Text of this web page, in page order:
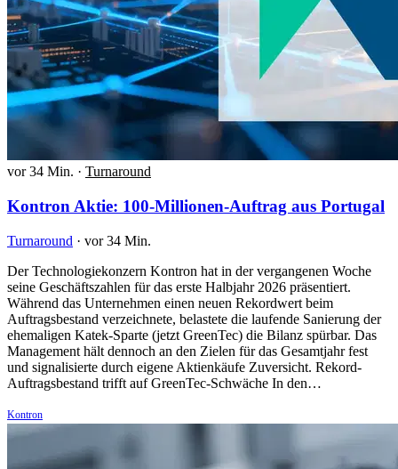
vor 34 Min. · Turnaround
Kontron Aktie: 100-Millionen-Auftrag aus Portugal
Turnaround · vor 34 Min.
Der Technologiekonzern Kontron hat in der vergangenen Woche
seine Geschäftszahlen für das erste Halbjahr 2026 präsentiert.
Während das Unternehmen einen neuen Rekordwert beim
Auftragsbestand verzeichnete, belastete die laufende Sanierung der
ehemaligen Katek-Sparte (jetzt GreenTec) die Bilanz spürbar. Das
Management hält dennoch an den Zielen für das Gesamtjahr fest
und signalisierte durch eigene Aktienkäufe Zuversicht. Rekord-
Auftragsbestand trifft auf GreenTec-Schwäche In den…
Kontron